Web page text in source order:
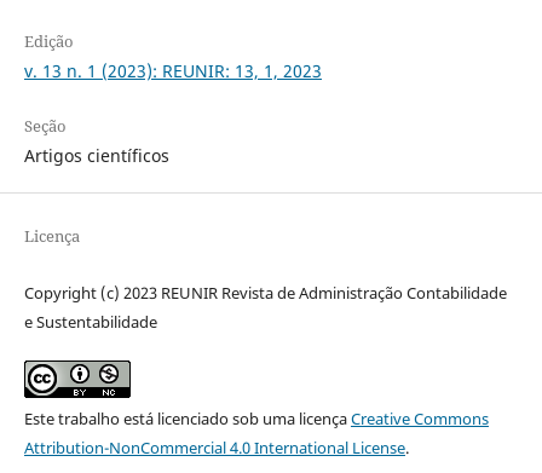
Edição
v. 13 n. 1 (2023): REUNIR: 13, 1, 2023
Seção
Artigos científicos
Licença
Copyright (c) 2023 REUNIR Revista de Administração Contabilidade
e Sustentabilidade
Este trabalho está licenciado sob uma licençaCreative Commons
Attribution-NonCommercial 4.0 International License.